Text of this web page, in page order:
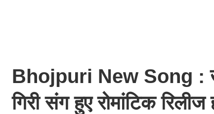
Bhojpuri New Song :
गिरी संग हुए रोमांटिक रिलीज